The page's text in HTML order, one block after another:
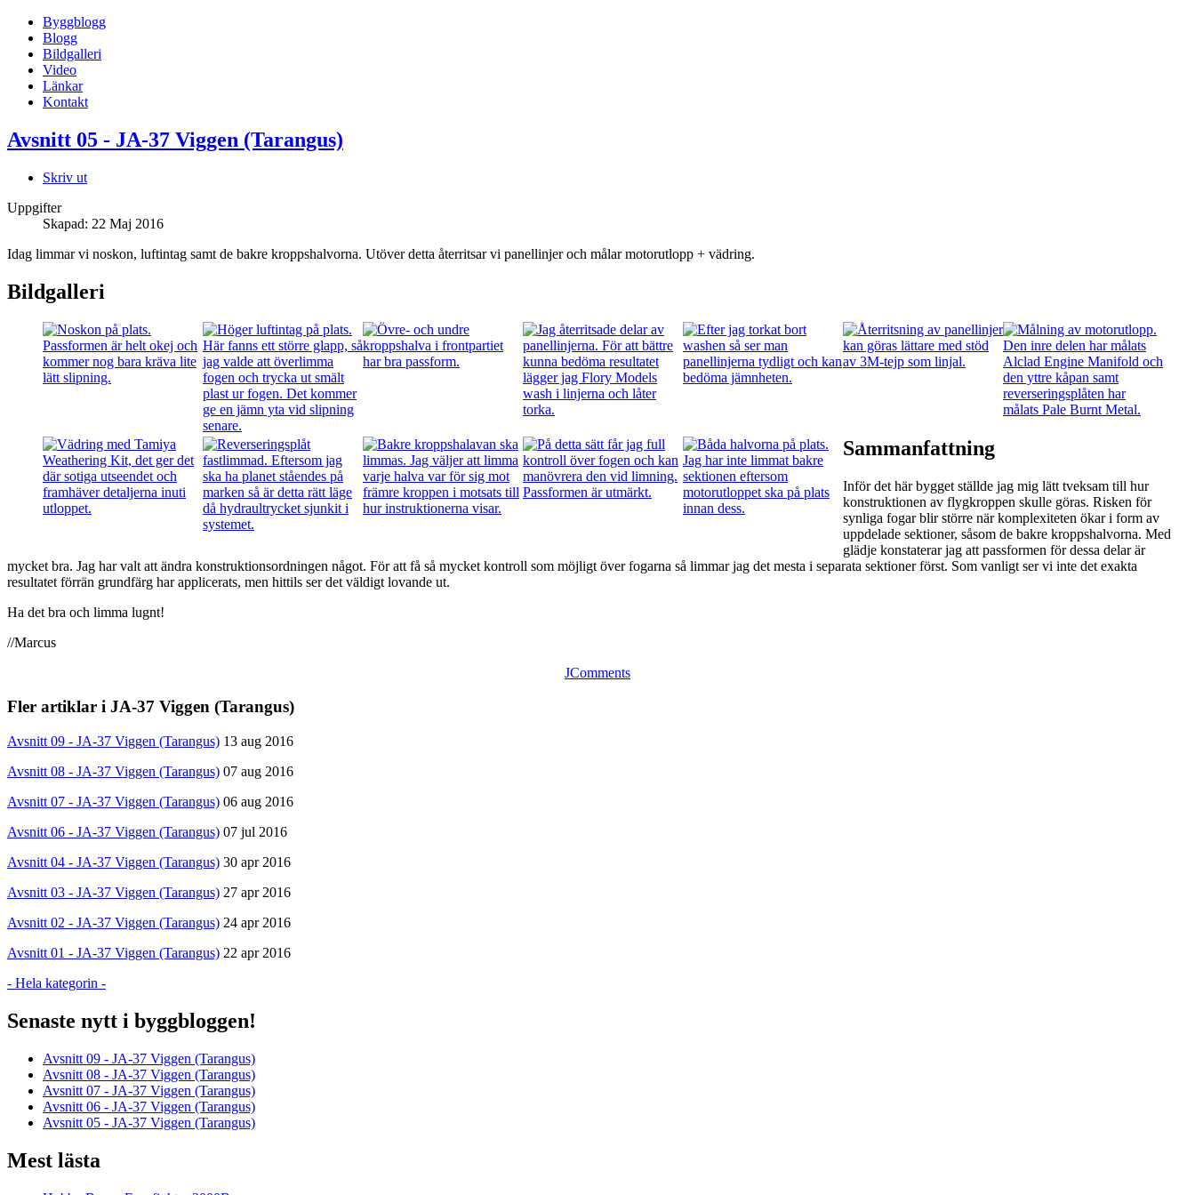
Byggblogg
Blogg
Bildgalleri
Video
Länkar
Kontakt
Avsnitt 05 - JA-37 Viggen (Tarangus)
Skriv ut
Uppgifter
Skapad: 22 Maj 2016
Idag limmar vi noskon, luftintag samt de bakre kroppshalvorna. Utöver detta återritsar vi panellinjer och målar motorutlopp + vädring.
Bildgalleri
Sammanfattning
Inför det här bygget ställde jag mig lätt tveksam till hur
konstruktionen av flygkroppen skulle göras. Risken för
synliga fogar blir större när komplexiteten ökar i form av
uppdelade sektioner, såsom de bakre kroppshalvorna. Med
glädje konstaterar jag att passformen för dessa delar är
mycket bra. Jag har valt att ändra konstruktionsordningen något. För att få så mycket kontroll som möjligt över fogarna så limmar jag det mesta i separata sektioner först. Som vanligt ser vi inte det exakta
resultatet förrän grundfärg har applicerats, men hittils ser det väldigt lovande ut.
Ha det bra och limma lugnt!
//Marcus
JComments
Fler artiklar i JA-37 Viggen (Tarangus)
Avsnitt 09 - JA-37 Viggen (Tarangus) 13 aug 2016
Avsnitt 08 - JA-37 Viggen (Tarangus) 07 aug 2016
Avsnitt 07 - JA-37 Viggen (Tarangus) 06 aug 2016
Avsnitt 06 - JA-37 Viggen (Tarangus) 07 jul 2016
Avsnitt 04 - JA-37 Viggen (Tarangus) 30 apr 2016
Avsnitt 03 - JA-37 Viggen (Tarangus) 27 apr 2016
Avsnitt 02 - JA-37 Viggen (Tarangus) 24 apr 2016
Avsnitt 01 - JA-37 Viggen (Tarangus) 22 apr 2016
- Hela kategorin -
Senaste nytt i byggbloggen!
Avsnitt 09 - JA-37 Viggen (Tarangus)
Avsnitt 08 - JA-37 Viggen (Tarangus)
Avsnitt 07 - JA-37 Viggen (Tarangus)
Avsnitt 06 - JA-37 Viggen (Tarangus)
Avsnitt 05 - JA-37 Viggen (Tarangus)
Mest lästa